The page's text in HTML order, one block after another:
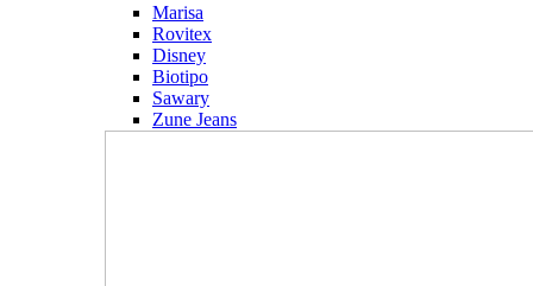
Marisa
Rovitex
Disney
Biotipo
Sawary
Zune Jeans